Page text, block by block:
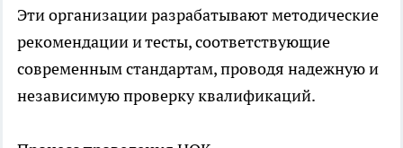
Эти организации разрабатывают методические
рекомендации и тесты, соответствующие
современным стандартам, проводя надежную и
независимую проверку квалификаций.